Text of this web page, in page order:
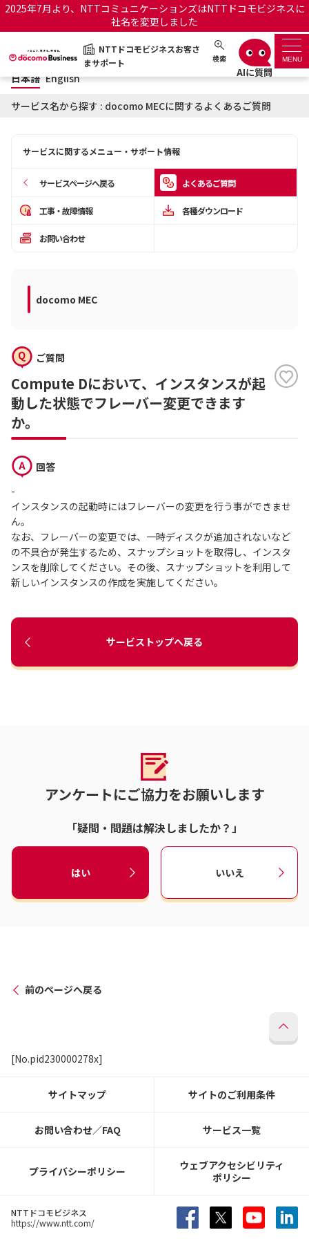
2025年7月より、NTTコミュニケーションズはNTTドコモビジネスに
社名を変更しました
NTTドコモビジネスお客さ
まサポート
検索 MENU
NTTドコモビジネスお客さまサポート 日本語 English
サポートトップ
お知らせ サポートサイトの使い方
OCNのお客さまはこちら
日本語 English
サービス名から探す : docomo MECに関するよくあるご質問
サービスに関するメニュー・サポート情報
サービスページへ戻る よくあるご質問
工事・故障情報 各種ダウンロード
お問い合わせ
docomo MEC
ご質問
Compute Dにおいて、インスタンスが起
動した状態でフレーバー変更できます
か。
回答
-
インスタンスの起動時にはフレーバーの変更を行う事ができませ
ん。
なお、フレーバーの変更では、一時ディスクが追加されないなど
の不具合が発生するため、スナップショットを取得し、インスタ
ンスを削除してください。その後、スナップショットを利用して
新しいインスタンスの作成を実施してください。
サービストップへ戻る
アンケートにご協力をお願いします
「疑問・問題は解決しましたか？」
はい いいえ
前のページへ戻る
[No.pid230000278x]
サイトマップ サイトのご利用条件
お問い合わせ／FAQ サービス一覧
プライバシーポリシー
ウェブアクセシビリティ
ポリシー
NTTドコモビジネス
https://www.ntt.com/